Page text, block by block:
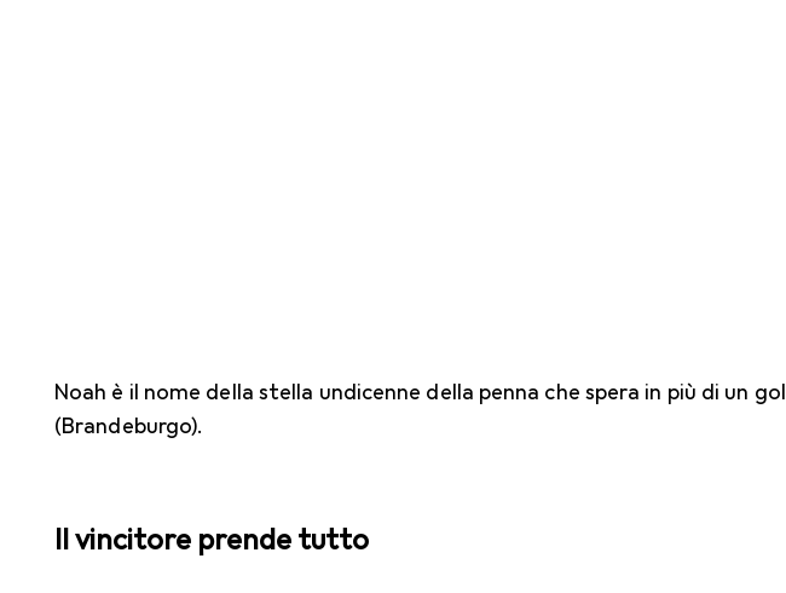
Noah è il nome della stella undicenne della penna che spera in più di un gol
(Brandeburgo).
Il vincitore prende tutto